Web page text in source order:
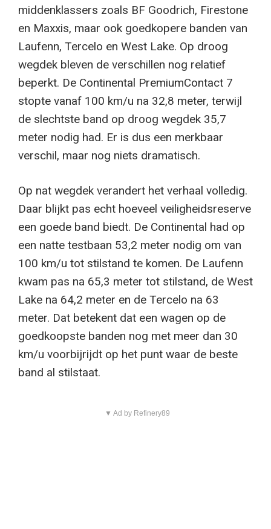
middenklassers zoals BF Goodrich, Firestone
en Maxxis, maar ook goedkopere banden van
Laufenn, Tercelo en West Lake. Op droog
wegdek bleven de verschillen nog relatief
beperkt. De Continental PremiumContact 7
stopte vanaf 100 km/u na 32,8 meter, terwijl
de slechtste band op droog wegdek 35,7
meter nodig had. Er is dus een merkbaar
verschil, maar nog niets dramatisch.
Op nat wegdek verandert het verhaal volledig.
Daar blijkt pas echt hoeveel veiligheidsreserve
een goede band biedt. De Continental had op
een natte testbaan 53,2 meter nodig om van
100 km/u tot stilstand te komen. De Laufenn
kwam pas na 65,3 meter tot stilstand, de West
Lake na 64,2 meter en de Tercelo na 63
meter. Dat betekent dat een wagen op de
goedkoopste banden nog met meer dan 30
km/u voorbijrijdt op het punt waar de beste
band al stilstaat.
▼ Ad by Refinery89